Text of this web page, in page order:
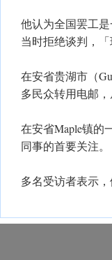
他认为全国罢工
当时拒绝谈判，「
在安省贵湖市（
多民众转用电邮，
在安省Maple镇的
同事的首要关注。
多名受访者表示